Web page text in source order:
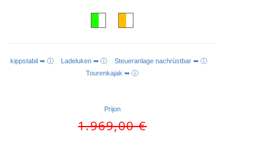
AUSFÜHRUNG WÄHLEN
kippstabil ➥ ⓘ Ladeluken ➥ ⓘ Steueranlage nachrüstbar ➥ ⓘ
Tourenkajak ➥ ⓘ
Prijon
1.969,00€